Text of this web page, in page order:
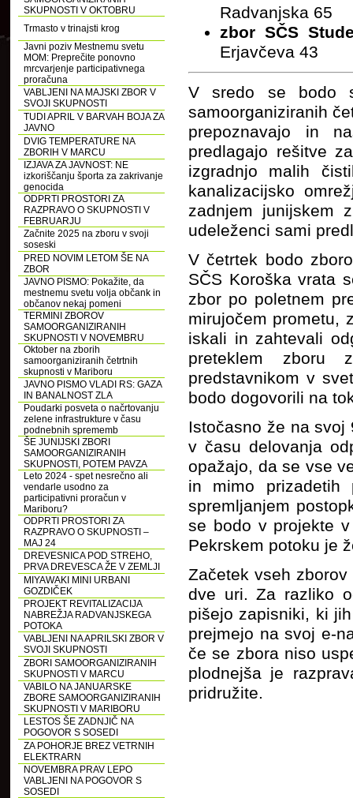
SKUPNOSTI V OKTOBRU
Trmasto v trinajsti krog
Javni poziv Mestnemu svetu
MOM: Preprečite ponovno
mrcvarjenje participativnega
proračuna
VABLJENI NA MAJSKI ZBOR V
SVOJI SKUPNOSTI
TUDI APRIL V BARVAH BOJA ZA
JAVNO
DVIG TEMPERATURE NA
ZBORIH V MARCU
IZJAVA ZA JAVNOST: NE
izkoriščanju športa za zakrivanje
genocida
ODPRTI PROSTORI ZA
RAZPRAVO O SKUPNOSTI V
FEBRUARJU
Začnite 2025 na zboru v svoji
soseski
PRED NOVIM LETOM ŠE NA
ZBOR
JAVNO PISMO: Pokažite, da
mestnemu svetu volja občank in
občanov nekaj pomeni
TERMINI ZBOROV
SAMOORGANIZIRANIH
SKUPNOSTI V NOVEMBRU
Oktober na zborih
samoorganiziranih četrtnih
skupnosti v Mariboru
JAVNO PISMO VLADI RS: GAZA
IN BANALNOST ZLA
Poudarki posveta o načrtovanju
zelene infrastrukture v času
podnebnih sprememb
ŠE JUNIJSKI ZBORI
SAMOORGANIZIRANIH
SKUPNOSTI, POTEM PAVZA
Leto 2024 - spet nesrečno ali
vendarle usodno za
participativni proračun v
Mariboru?
ODPRTI PROSTORI ZA
RAZPRAVO O SKUPNOSTI –
MAJ 24
DREVESNICA POD STREHO,
PRVA DREVESCA ŽE V ZEMLJI
MIYAWAKI MINI URBANI
GOZDIČEK
PROJEKT REVITALIZACIJA
NABREŽJA RADVANJSKEGA
POTOKA
VABLJENI NA APRILSKI ZBOR V
SVOJI SKUPNOSTI
ZBORI SAMOORGANIZIRANIH
SKUPNOSTI V MARCU
VABILO NA JANUARSKE
ZBORE SAMOORGANIZIRANIH
SKUPNOSTI V MARIBORU
LESTOS ŠE ZADNJIČ NA
POGOVOR S SOSEDI
ZA POHORJE BREZ VETRNIH
ELEKTRARN
NOVEMBRA PRAV LEPO
VABLJENI NA POGOVOR S
SOSEDI
Radvanjska 65
zbor SČS
Erjavčeva 43
V sredo se bodo
samoorganiziranih
prepoznavajo in
predlagajo rešitve
izgradnjo malih
kanalizacijsko
zadnjem junijskem
udeleženci sami
V četrtek bodo
SČS Koroška vrata
zbor po poletnem
mirujočem prometu,
iskali in zahtevali
preteklem zboru
predstavnikom v
bodo dogovorili na
Istočasno že na svoj
v času delovanja
opažajo, da se vse
in mimo prizadetih
spremljanjem
se bodo v projekte
Pekrskem potoku je
Začetek vseh
dve uri. Za razliko
pišejo zapisniki, ki
prejmejo na svoj e-
če se zbora niso
plodnejša je
pridružite.